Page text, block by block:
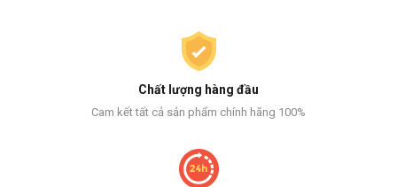
Chất lượng hàng đầu
Cam kết tất cả sản phẩm chính hãng 100%